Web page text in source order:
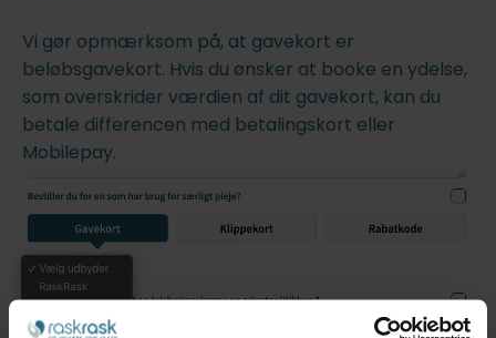
Vi gør opmærksom på, at gavekort er
beløbsgavekort. Hvis du ønsker at booke en ydelse,
som overskrider værdien af dit gavekort, kan du
betale differencen med betalingskort eller
Mobilepay.